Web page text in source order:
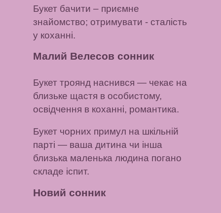
Букет бачити – приємне
знайомство; отримувати - сталість
у коханні.
Малий Велесов сонник
Букет троянд наснився — чекає на
близьке щастя в особистому,
освідчення в коханні, романтика.
Букет чорних примул на шкільній
парті — ваша дитина чи інша
близька маленька людина погано
складе іспит.
Новий сонник